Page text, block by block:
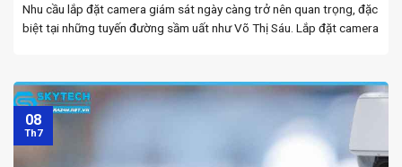
Nhu cầu lắp đặt camera giám sát ngày càng trở nên quan trọng, đặc
biệt tại những tuyến đường sầm uất như Võ Thị Sáu. Lắp đặt camera
08
Th7